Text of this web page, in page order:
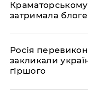
затримала
Росія
закликали
гіршого